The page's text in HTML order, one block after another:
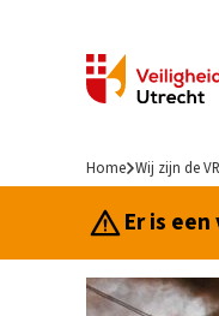
Home Wij zijn de
Er is